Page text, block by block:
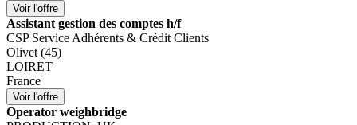
Assistant gestion des comptes h/f
CSP Service Adhérents & Crédit Clients
Olivet (45)
LOIRET
France
Operator weighbridge